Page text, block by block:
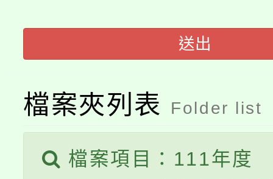
桃園市115學年度學生
代理(課)教師甄選結果(
公告本校115學年度第
代理(課)教師甄選結果(
轉知中國文化大學推廣
《TA101》溝通分析基
送出
檔案夾列表 Folder list
檔案項目：111年度